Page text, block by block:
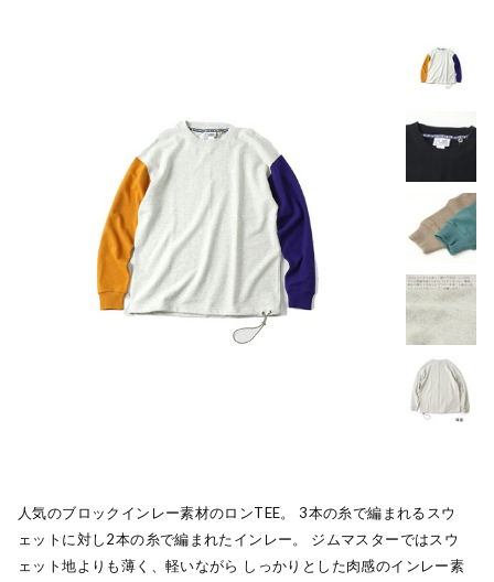
人気のブロックインレー素材のロンTEE。 3本の糸で編まれるスウ
ェットに対し2本の糸で編まれたインレー。 ジムマスターではスウ
ェット地よりも薄く、軽いながら しっかりとした肉感のインレー素